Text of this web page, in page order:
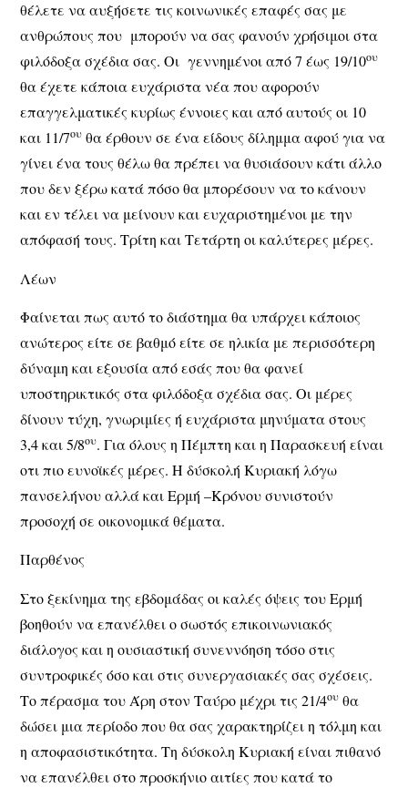
θέλετε να αυξήσετε τις κοινωνικές επαφές σας με
ανθρώπους που μπορούν να σας φανούν χρήσιμοι στα
φιλόδοξα σχέδια σας. Οι γεννημένοι από 7 έως 19/10ου
θα έχετε κάποια ευχάριστα νέα που αφορούν
επαγγελματικές κυρίως έννοιες και από αυτούς οι 10
και 11/7ου θα έρθουν σε ένα είδους δίλημμα αφού για να
γίνει ένα τους θέλω θα πρέπει να θυσιάσουν κάτι άλλο
που δεν ξέρω κατά πόσο θα μπορέσουν να το κάνουν
και εν τέλει να μείνουν και ευχαριστημένοι με την
απόφασή τους. Τρίτη και Τετάρτη οι καλύτερες μέρες.
Λέων
Φαίνεται πως αυτό το διάστημα θα υπάρχει κάποιος
ανώτερος είτε σε βαθμό είτε σε ηλικία με περισσότερη
δύναμη και εξουσία από εσάς που θα φανεί
υποστηρικτικός στα φιλόδοξα σχέδια σας. Οι μέρες
δίνουν τύχη, γνωριμίες ή ευχάριστα μηνύματα στους
3,4 και 5/8ου. Για όλους η Πέμπτη και η Παρασκευή είναι
οτι πιο ευνοϊκές μέρες. Η δύσκολή Κυριακή λόγω
πανσελήνου αλλά και Ερμή –Κρόνου συνιστούν
προσοχή σε οικονομικά θέματα.
Παρθένος
Στο ξεκίνημα της εβδομάδας οι καλές όψεις του Ερμή
βοηθούν να επανέλθει ο σωστός επικοινωνιακός
διάλογος και η ουσιαστική συνεννόηση τόσο στις
συντροφικές όσο και στις συνεργασιακές σας σχέσεις.
Το πέρασμα του Άρη στον Ταύρο μέχρι τις 21/4ου θα
δώσει μια περίοδο που θα σας χαρακτηρίζει η τόλμη και
η αποφασιστικότητα. Τη δύσκολη Κυριακή είναι πιθανό
να επανέλθει στο προσκήνιο αιτίες που κατά το